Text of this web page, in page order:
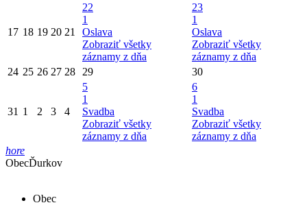
17 18 19 20 21
22
1
Oslava
Zobraziť všetky
záznamy z dňa
23
1
Oslava
Zobraziť všetky
záznamy z dňa
24 25 26 27 28 29 30
31 1 2 3 4
5
1
Svadba
Zobraziť všetky
záznamy z dňa
6
1
Svadba
Zobraziť všetky
záznamy z dňa
hore
ObecĎurkov
Obec